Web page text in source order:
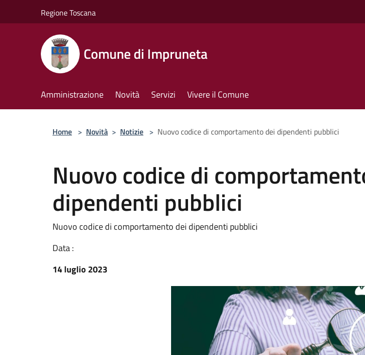
Regione Toscana
Comune di Impruneta
Amministrazione Novità Servizi Vivere il Comune
Home > Novità > Notizie > Nuovo codice di comportamento dei dipendenti pubblici
Nuovo codice di
dipendenti pubblici
Nuovo codice di comportamento dei dipendenti pubblici
Data :
14 luglio 2023